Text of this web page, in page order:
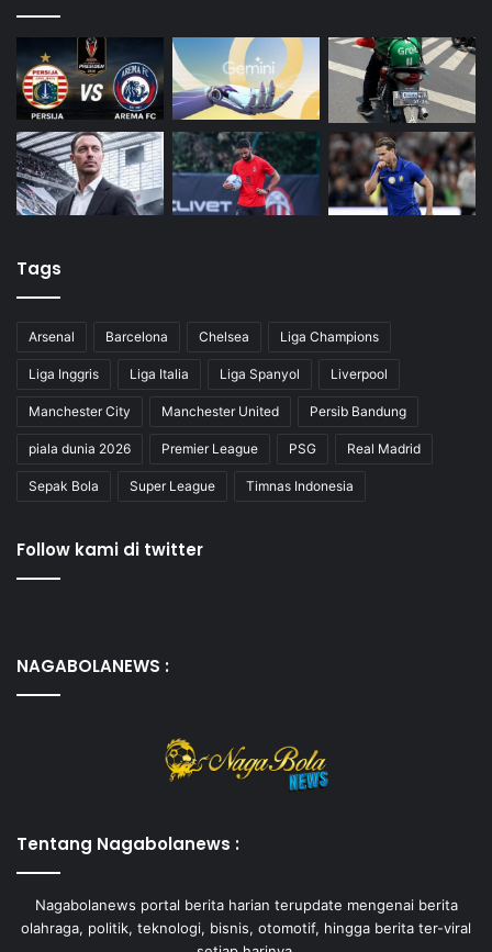
Tags
Arsenal Barcelona Chelsea Liga Champions
Liga Inggris Liga Italia Liga Spanyol Liverpool
Manchester City Manchester United Persib Bandung
piala dunia 2026 Premier League PSG Real Madrid
Sepak Bola Super League Timnas Indonesia
Follow kami di twitter
NAGABOLANEWS :
Tentang Nagabolanews :
Nagabolanews portal berita harian terupdate mengenai berita
olahraga, politik, teknologi, bisnis, otomotif, hingga berita ter-viral